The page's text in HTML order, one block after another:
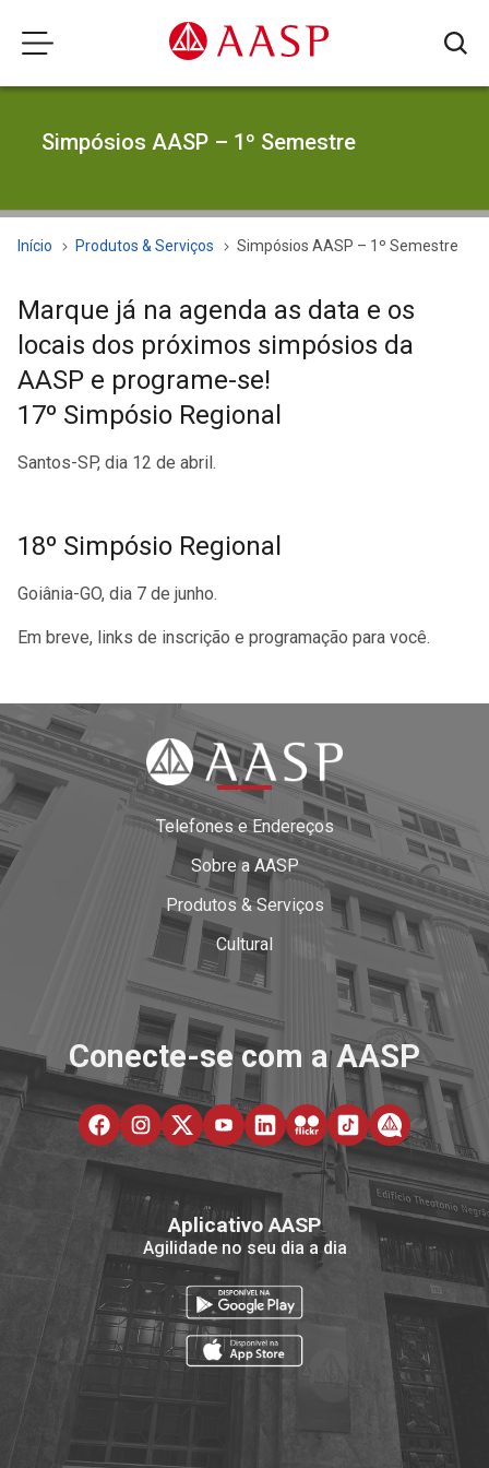
Simpósios AASP – 1º Semestre
Início Produtos & Serviços Simpósios AASP – 1º Semestre
Marque já na agenda as data e os
locais dos próximos simpósios da
AASP e programe-se!
17º Simpósio Regional
Santos-SP, dia 12 de abril.
18º Simpósio Regional
Goiânia-GO, dia 7 de junho.
Em breve, links de inscrição e programação para você.
Telefones e Endereços
Sobre a AASP
Produtos & Serviços
Cultural
Conecte-se com a AASP
Aplicativo AASP
Agilidade no seu dia a dia